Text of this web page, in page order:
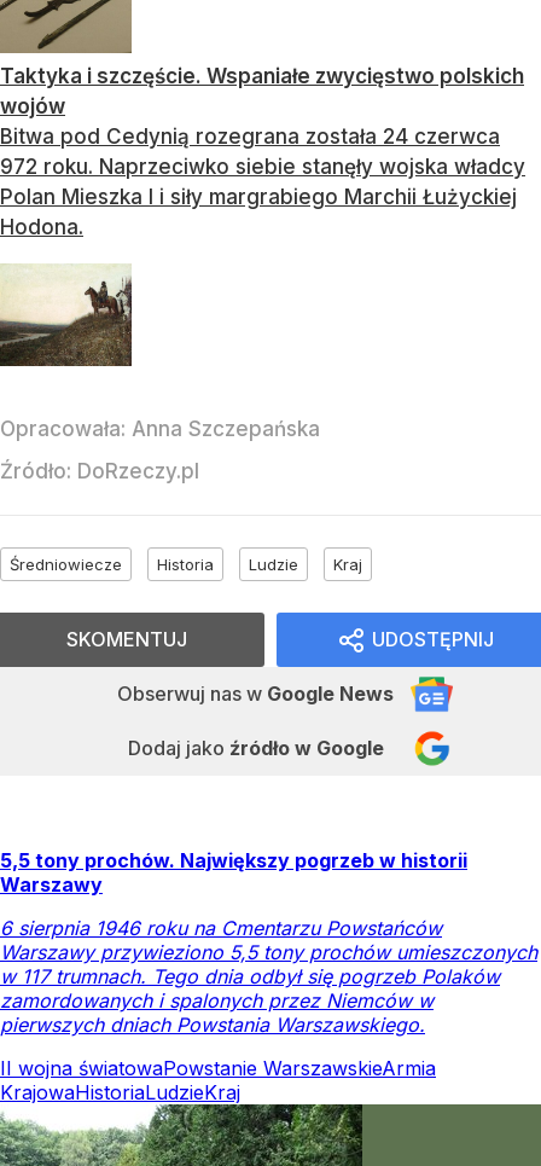
Taktyka i szczęście. Wspaniałe zwycięstwo polskich
wojów
Bitwa pod Cedynią rozegrana została 24 czerwca
972 roku. Naprzeciwko siebie stanęły wojska władcy
Polan Mieszka I i siły margrabiego Marchii Łużyckiej
Hodona.
Opracowała: Anna Szczepańska
Źródło: DoRzeczy.pl
Średniowiecze Historia Ludzie Kraj
UDOSTĘPNIJ
Obserwuj nas w Google News
Dodaj jako źródło w Google
SKOMENTUJ
5,5 tony prochów. Największy pogrzeb w historii
Warszawy
6 sierpnia 1946 roku na Cmentarzu Powstańców
Warszawy przywieziono 5,5 tony prochów umieszczonych
w 117 trumnach. Tego dnia odbył się pogrzeb Polaków
zamordowanych i spalonych przez Niemców w
pierwszych dniach Powstania Warszawskiego.
II wojna światowaPowstanie WarszawskieArmia
KrajowaHistoriaLudzieKraj